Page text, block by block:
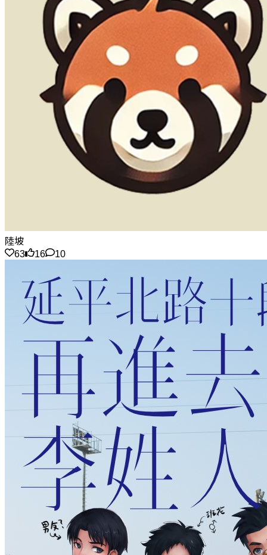
陸坡
63
16 10